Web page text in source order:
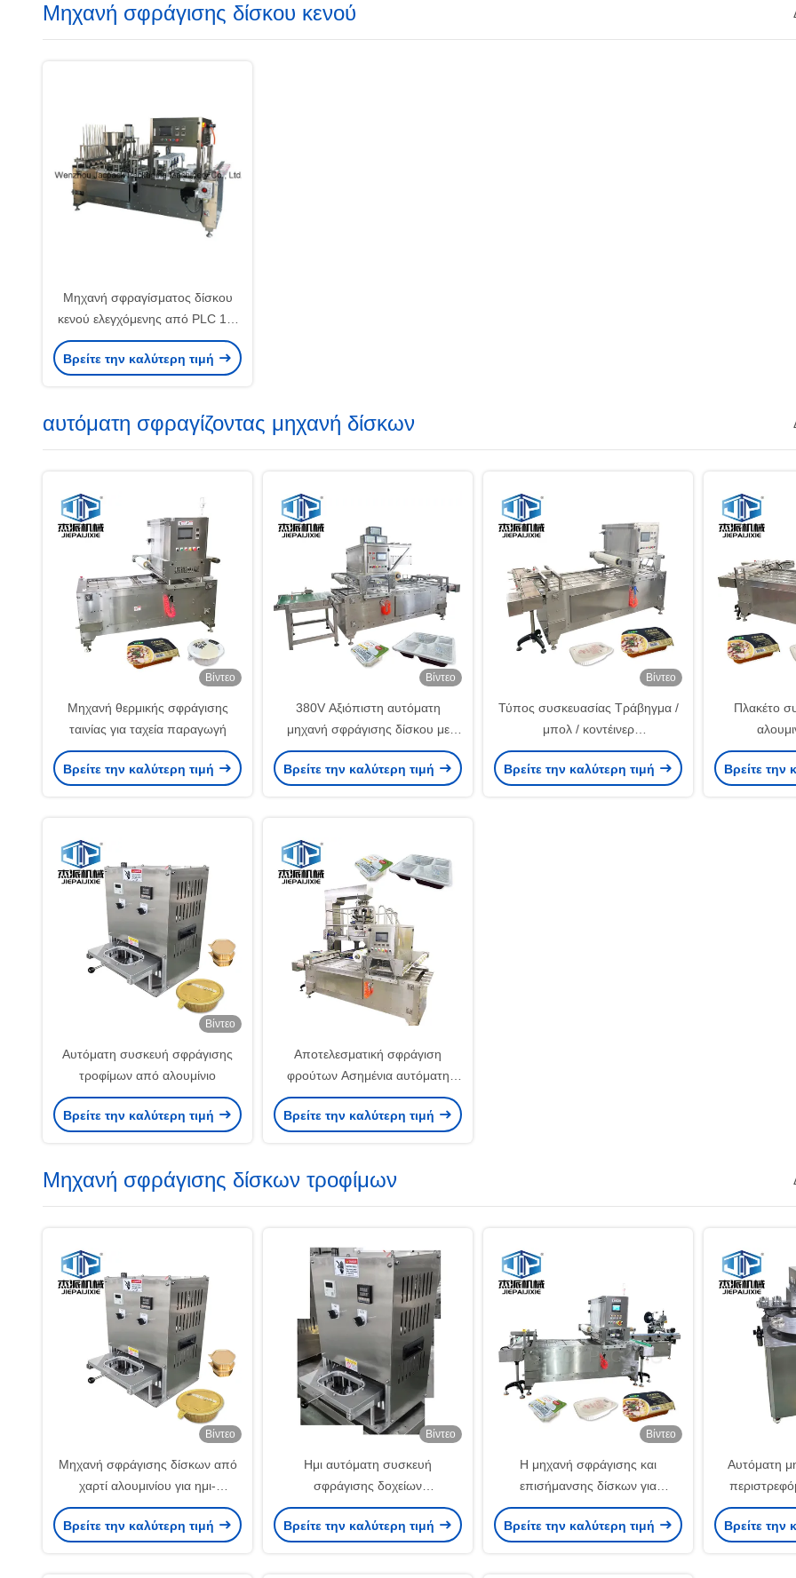
Μηχανή σφράγισης δίσκου κενού
Μηχανή σφραγίσματος δίσκου
κενού ελεγχόμενης από PLC 10-
20mm Σφραγισμός 0-12m/min
Ταχύτητα σφραγίσματος
Βρείτε την καλύτερη τιμή
αυτόματη σφραγίζοντας μηχανή δίσκων
Βίντεο
Μηχανή θερμικής σφράγισης
ταινίας για ταχεία παραγωγή
Βρείτε την καλύτερη τιμή
Βίντεο
380V Αξιόπιστη αυτόματη
μηχανή σφράγισης δίσκου με
πίνακα ελέγχου PLC
Βρείτε την καλύτερη τιμή
Βίντεο
Τύπος συσκευασίας Τράβηγμα /
μπολ / κοντέινερ
Αυτοματοποιημένη μηχανή
σφράγισης δίσκου από
Βρείτε την καλύτερη τιμή
Πλακέτο
Βρείτε την
Βίντεο
Αυτόματη συσκευή σφράγισης
τροφίμων από αλουμίνιο
Βρείτε την καλύτερη τιμή
Αποτελεσματική σφράγιση
φρούτων Ασημένια αυτόματη
συσκευή σφράγισης δίσκων με
σύστημα κενού
Βρείτε την καλύτερη τιμή
Μηχανή σφράγισης δίσκων τροφίμων
Βίντεο
Μηχανή σφράγισης δίσκων από
χαρτί αλουμινίου για ημι-
αυτοκίνητη επιφάνεια εργασίας
Βρείτε την καλύτερη τιμή
Βίντεο
Ημι αυτόματη συσκευή
σφράγισης δοχείων
μεσημεριανού γεύματος από
φύλλο αλουμινίου για εμπορικά
Βρείτε την καλύτερη τιμή
Βίντεο
Η μηχανή σφράγισης και
επισήμανσης δίσκων για
αφυδατωμένα αποξηραμένα
φρούτα και δοχεία με παχιά
Βρείτε την καλύτερη τιμή
Αυτόματη
πλαστικά
Βρείτε την